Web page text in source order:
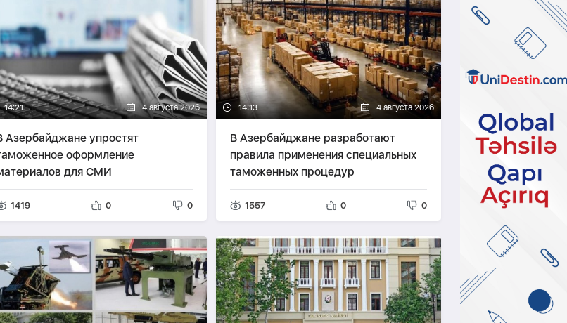
14:21 4 августа 2026
Азербайджане упростят
оформление
для СМИ
1419 0 0
14:13 4 августа 2026
В Азербайджане разработают
правила применения специальных
таможенных процедур
1557 0 0